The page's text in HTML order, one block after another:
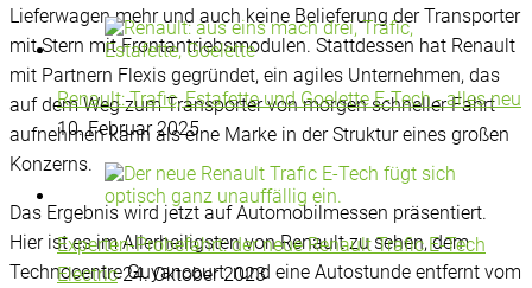
Lieferwagen mehr und auch keine Belieferung der Transporter
mit Stern mit Frontantriebsmodulen. Stattdessen hat Renault
mit Partnern Flexis gegründet, ein agiles Unternehmen, das
auf dem Weg zum Transporter von morgen schneller Fahrt
aufnehmen kann als eine Marke in der Struktur eines großen
Konzerns.
Das Ergebnis wird jetzt auf Automobilmessen präsentiert.
Hier ist es im Allerheiligsten von Renault zu sehen, dem
Technocentre Guyancourt, rund eine Autostunde entfernt vom
Renault: Trafic, Estafette und Goelette E-Tech - alles neu
10. Februar 2025
Experten-Probefahrt: der neue Renault Trafic E-Tech
Electric24. Oktober 2023